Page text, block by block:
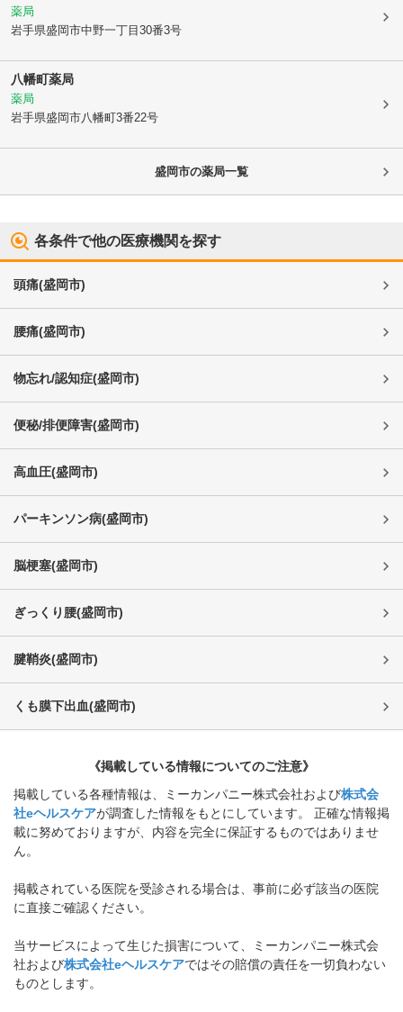
薬局
岩手県盛岡市中野一丁目30番3号
八幡町薬局
薬局
岩手県盛岡市八幡町3番22号
盛岡市の薬局一覧
各条件で他の医療機関を探す
頭痛(盛岡市)
腰痛(盛岡市)
物忘れ/認知症(盛岡市)
便秘/排便障害(盛岡市)
高血圧(盛岡市)
パーキンソン病(盛岡市)
脳梗塞(盛岡市)
ぎっくり腰(盛岡市)
腱鞘炎(盛岡市)
くも膜下出血(盛岡市)
《掲載している情報についてのご注意》
掲載している各種情報は、ミーカンパニー株式会社および株式会
社eヘルスケアが調査した情報をもとにしています。 正確な情報掲
載に努めておりますが、内容を完全に保証するものではありませ
ん。
掲載されている医院を受診される場合は、事前に必ず該当の医院
に直接ご確認ください。
当サービスによって生じた損害について、ミーカンパニー株式会
社および株式会社eヘルスケアではその賠償の責任を一切負わない
ものとします。